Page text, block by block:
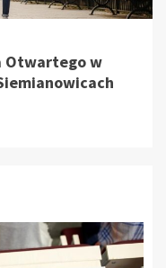
Otwartego w